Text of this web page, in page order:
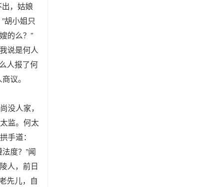
，姑娘
胡小姐只
的么？”
说是何人
人报了何
议。
没人家，
监。何太
手道：
度？”闻
人，前日
先儿，自